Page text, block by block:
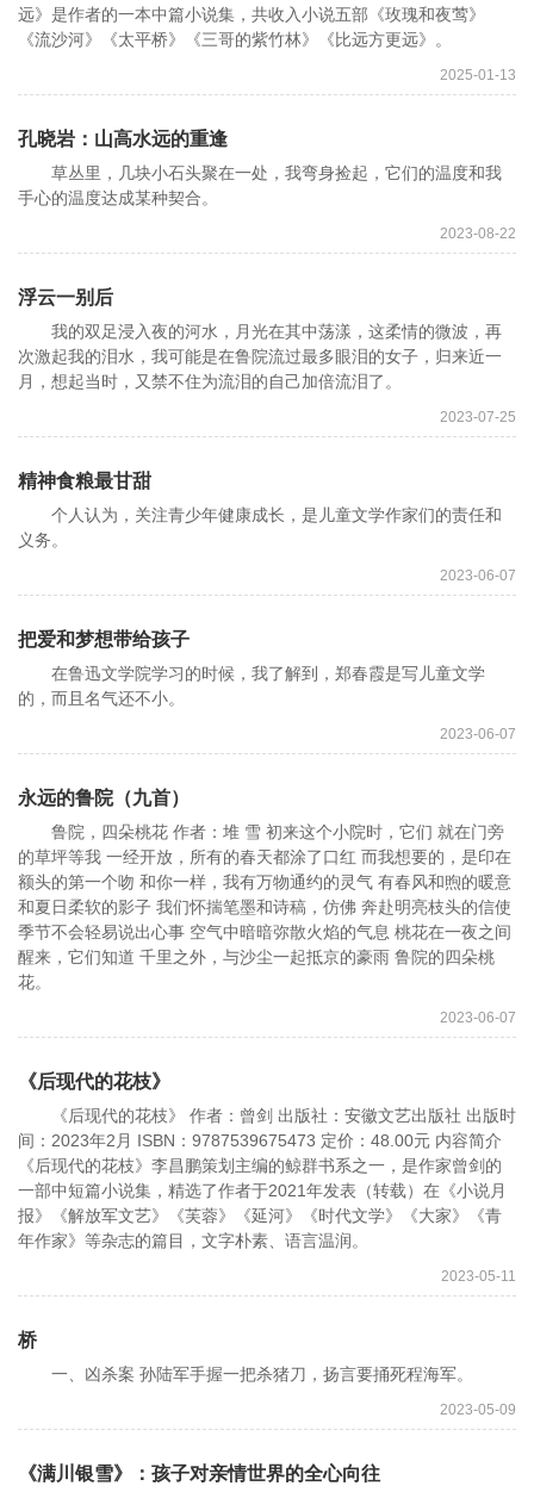
远》是作者的一本中篇小说集，共收入小说五部《玫瑰和夜莺》
《流沙河》《太平桥》《三哥的紫竹林》《比远方更远》。
2025-01-13
孔晓岩：山高水远的重逢
草丛里，几块小石头聚在一处，我弯身捡起，它们的温度和我
手心的温度达成某种契合。
2023-08-22
浮云一别后
我的双足浸入夜的河水，月光在其中荡漾，这柔情的微波，再
次激起我的泪水，我可能是在鲁院流过最多眼泪的女子，归来近一
月，想起当时，又禁不住为流泪的自己加倍流泪了。
2023-07-25
精神食粮最甘甜
个人认为，关注青少年健康成长，是儿童文学作家们的责任和
义务。
2023-06-07
把爱和梦想带给孩子
在鲁迅文学院学习的时候，我了解到，郑春霞是写儿童文学
的，而且名气还不小。
2023-06-07
永远的鲁院（九首）
鲁院，四朵桃花 作者：堆 雪 初来这个小院时，它们 就在门旁
的草坪等我 一经开放，所有的春天都涂了口红 而我想要的，是印在
额头的第一个吻 和你一样，我有万物通约的灵气 有春风和煦的暖意
和夏日柔软的影子 我们怀揣笔墨和诗稿，仿佛 奔赴明亮枝头的信使
季节不会轻易说出心事 空气中暗暗弥散火焰的气息 桃花在一夜之间
醒来，它们知道 千里之外，与沙尘一起抵京的豪雨 鲁院的四朵桃
花。
2023-06-07
《后现代的花枝》
《后现代的花枝》 作者：曾剑 出版社：安徽文艺出版社 出版时
间：2023年2月 ISBN：9787539675473 定价：48.00元 内容简介
《后现代的花枝》李昌鹏策划主编的鲸群书系之一，是作家曾剑的
一部中短篇小说集，精选了作者于2021年发表（转载）在《小说月
报》《解放军文艺》《芙蓉》《延河》《时代文学》《大家》《青
年作家》等杂志的篇目，文字朴素、语言温润。
2023-05-11
桥
一、凶杀案 孙陆军手握一把杀猪刀，扬言要捅死程海军。
2023-05-09
《满川银雪》：孩子对亲情世界的全心向往